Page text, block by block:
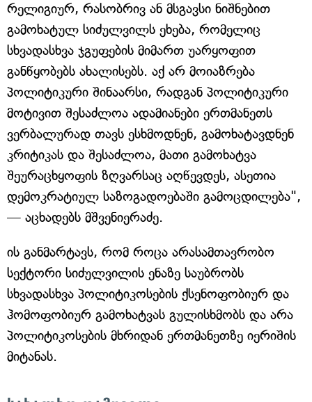
რელიგიურ, რასობრივ ან მსგავსი ნიშნებით
გამოხატულ სიძულვილს ეხება, რომელიც
სხვადასხვა ჯგუფების მიმართ უარყოფით
განწყობებს ახალისებს. აქ არ მოიაზრება
პოლიტიკური შინაარსი, რადგან პოლიტიკური
მოტივით შესაძლოა ადამიანები ერთმანეთს
ვერბალურად თავს ესხმოდნენ, გამოხატავდნენ
კრიტიკას და შესაძლოა, მათი გამოხატვა
შეურაცხყოფის ზღვარსაც აღწევდეს, ასეთია
დემოკრატიულ საზოგადოებაში გამოცდილება",
— აცხადებს მშვენიერაძე.
ის განმარტავს, რომ როცა არასამთავრობო
სექტორი სიძულვილის ენაზე საუბრობს
სხვადასხვა პოლიტიკოსების ქსენოფობიურ და
ჰომოფობიურ გამოხატვას გულისხმობს და არა
პოლიტიკოსების მხრიდან ერთმანეთზე იერიშის
მიტანას.